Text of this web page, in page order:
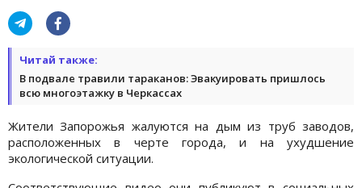
Читай также:
В подвале травили тараканов: Эвакуировать пришлось
всю многоэтажку в Черкассах
Жители Запорожья жалуются на дым из труб заводов,
расположенных в черте города, и на ухудшение
экологической ситуации.